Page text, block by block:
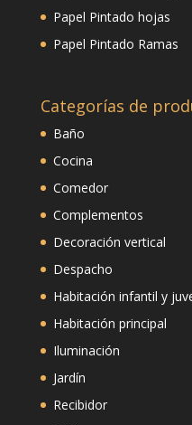
Papel Pintado hojas
Papel Pintado Ramas
Categorías de
Baño
Cocina
Comedor
Complementos
Decoración vertical
Despacho
Habitación infantil y
Habitación principal
Iluminación
Jardín
Recibidor